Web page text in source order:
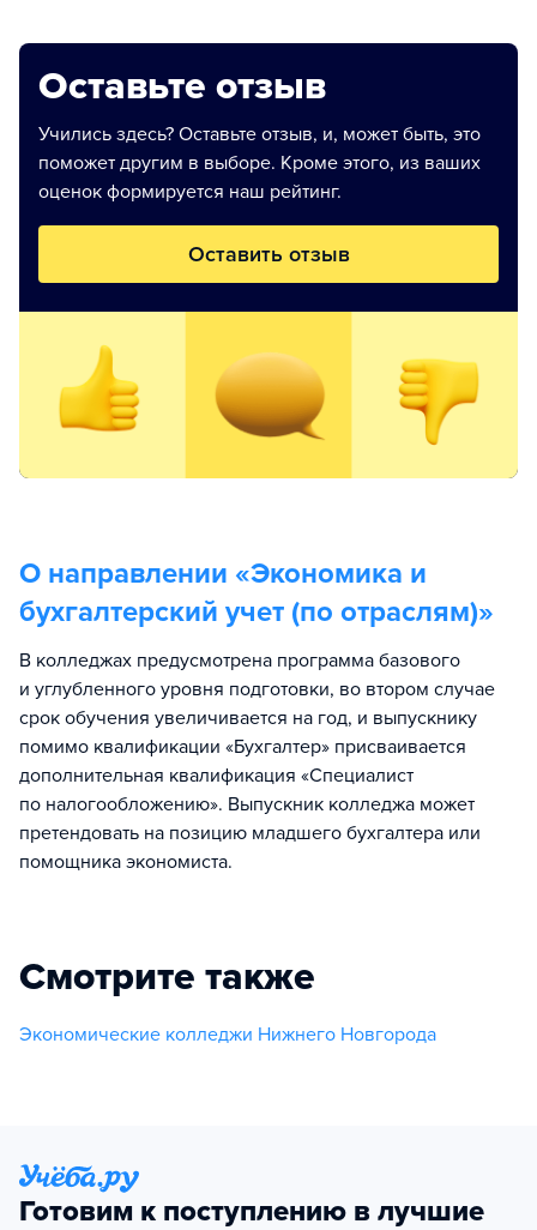
Оставьте отзыв
Учились здесь? Оставьте отзыв, и, может быть, это
поможет другим в выборе. Кроме этого, из ваших
оценок формируется наш рейтинг.
Оставить отзыв
О направлении «Экономика и
бухгалтерский учет (по отраслям)»
В колледжах предусмотрена программа базового
и углубленного уровня подготовки, во втором случае
срок обучения увеличивается на год, и выпускнику
помимо квалификации «Бухгалтер» присваивается
дополнительная квалификация «Специалист
по налогообложению». Выпускник колледжа может
претендовать на позицию младшего бухгалтера или
помощника экономиста.
Смотрите также
Экономические колледжи Нижнего Новгорода
Готовим к поступлению в лучшие